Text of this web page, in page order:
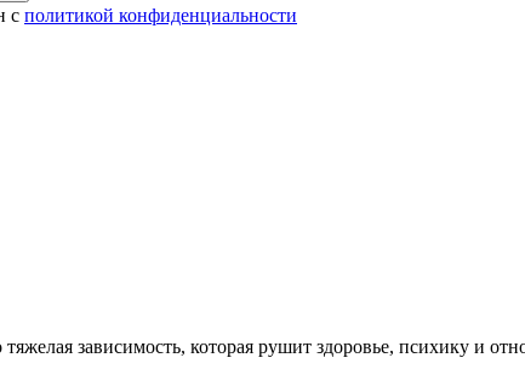
с политикой конфиденциальности
зависимость, которая рушит здоровье, психику и